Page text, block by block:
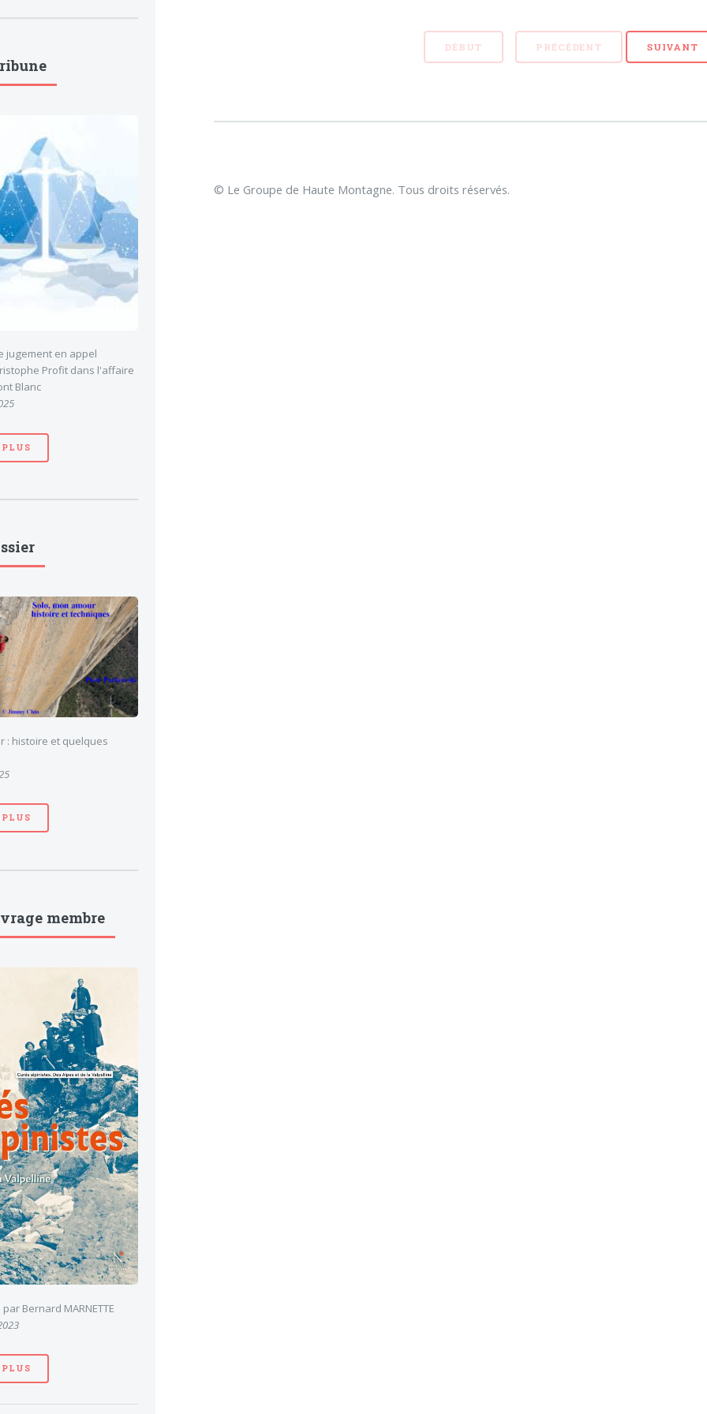
DÉBUT PRÉCÉDENT SUIVANT
© Le Groupe de Haute Montagne. Tous droits réservés.
jugement en appel
Profit dans l'affaire
Blanc
PLUS
: histoire et quelques
PLUS
membre
Bernard MARNETTE
PLUS